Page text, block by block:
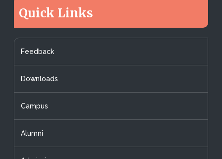
Quick Links
Feedback
Downloads
Campus
Alumni